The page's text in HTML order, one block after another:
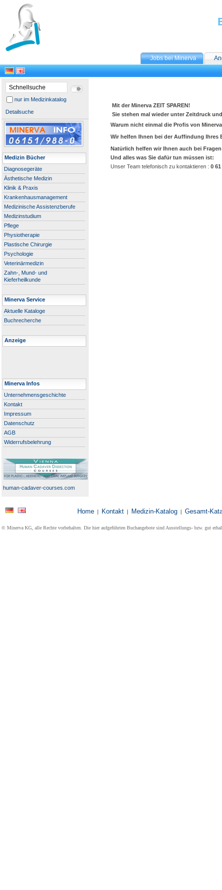
Jobs bei Minerva
nur im Medizinkatalog
Detailsuche
Medizin Bücher
Diagnosegeräte
Ästhetische Medizin
Klinik & Praxis
Krankenhausmanagement
Medizinische Assistenzberufe
Medizinstudium
Pflege
Physiotherapie
Plastische Chirurgie
Psychologie
Veterinärmedizin
Zahn-, Mund- und
Kieferheilkunde
Minerva Service
Aktuelle Kataloge
Buchrecherche
Anzeige
Minerva Infos
Unternehmensgeschichte
Kontakt
Impressum
Datenschutz
AGB
Widerrufsbelehrung
human-cadaver-courses.com
Mit der Minerva ZEIT SPAREN!
Sie stehen mal wieder unter Zeitdruck
Warum nicht einmal die Profis von
Wir helfen Ihnen bei der Auffindung Ihres
Natürlich helfen wir Ihnen auch bei
Und alles was Sie dafür tun müssen ist:
Unser Team telefonisch zu kontaktieren : 0 61
Home | Kontakt | Medizin-Katalog | Gesamt-
© Minerva KG, alle Rechte vorbehalten. Die hier aufgeführten Buchangebote sind Ausstellungs- bzw. gut